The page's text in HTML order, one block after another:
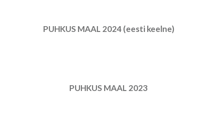
PUHKUS MAAL 2024 (eesti keelne)
PUHKUS MAAL 2023